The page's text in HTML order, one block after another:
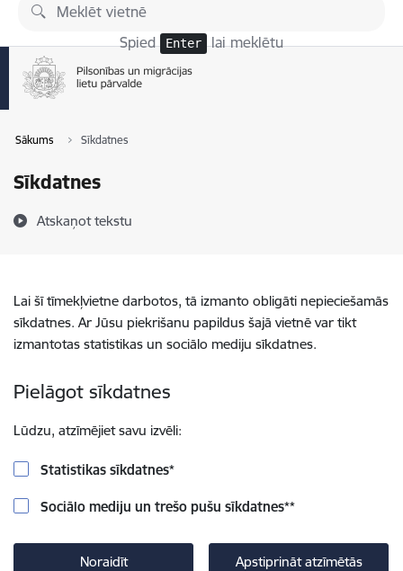
Pāriet uz lapas saturu
Spied Enter lai meklētu
Sākums Sīkdatnes
Sīkdatnes
Atskaņot tekstu
Lai šī tīmekļvietne darbotos, tā izmanto obligāti nepieciešamās
sīkdatnes. Ar Jūsu piekrišanu papildus šajā vietnē var tikt
izmantotas statistikas un sociālo mediju sīkdatnes.
Pielāgot sīkdatnes
Lūdzu, atzīmējiet savu izvēli:
Statistikas sīkdatnes*
Sociālo mediju un trešo pušu sīkdatnes**
Noraidīt Apstiprināt atzīmētās